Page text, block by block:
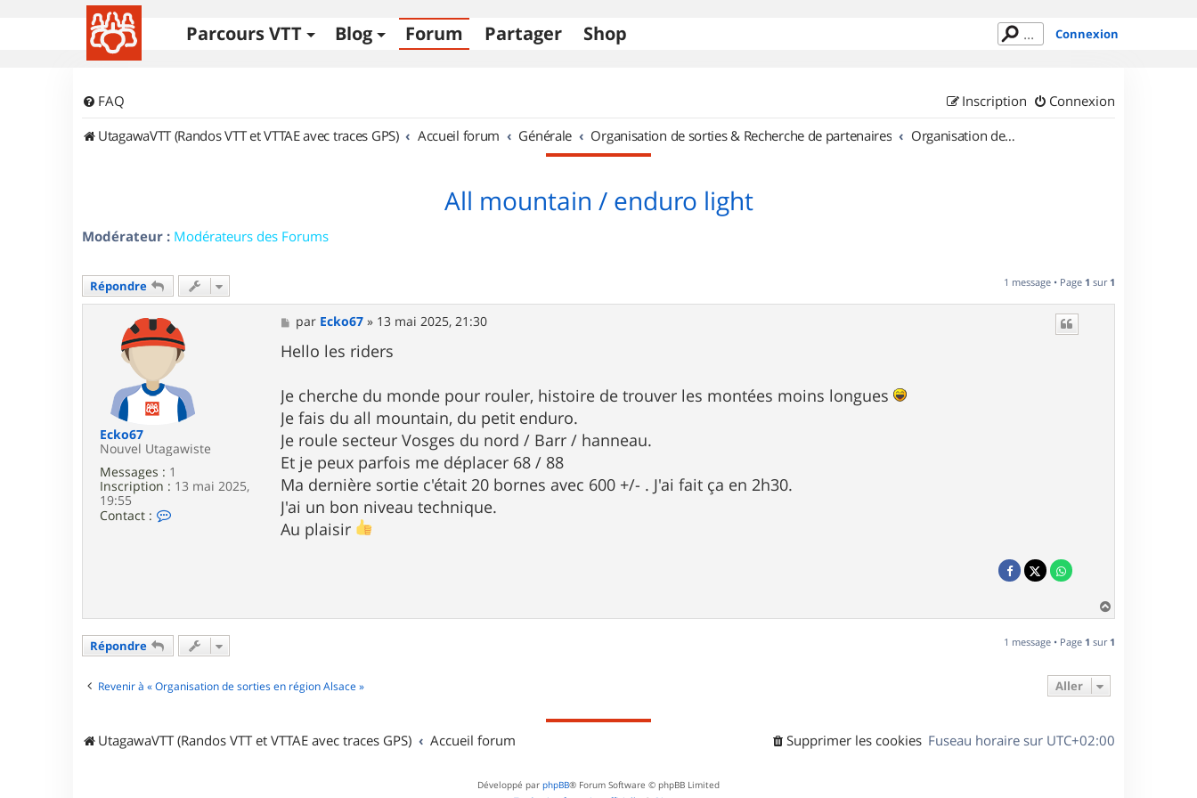
Parcours VTT Blog Forum Partager Shop Connexion
FAQ Connexion
Inscription
UtagawaVTT (Randos VTT et VTTAE avec traces GPS)
Accueil forum Générale Organisation de sorties & Recherche de partenaires Organisation de sorties en région Alsace
All mountain / enduro light
Modérateur : Modérateurs des Forums
Répondre 1 message • Page 1 sur 1
Ecko67
Nouvel Utagawiste
Messages : 1
Inscription : 13 mai 2025,
19:55
Contact :
E
c
o
M
e
s
s
g
e
par Ecko67 » 13 mai 2025, 21:30
Hello les riders
Je cherche du monde pour rouler, histoire de trouver les montées moins longues
Je fais du all mountain, du petit enduro.
Je roule secteur Vosges du nord / Barr / hanneau.
Et je peux parfois me déplacer 68 / 88
Ma dernière sortie c'était 20 bornes avec 600 +/- . J'ai fait ça en 2h30.
J'ai un bon niveau technique.
Au plaisir
a
t
Répondre 1 message • Page 1 sur 1
Revenir à « Organisation de sorties en région Alsace » Aller
UtagawaVTT (Randos VTT et VTTAE avec traces GPS) Accueil forum Fuseau horaire sur UTC+02:00
Supprimer les cookies
Développé par phpBB® Forum Software © phpBB Limited